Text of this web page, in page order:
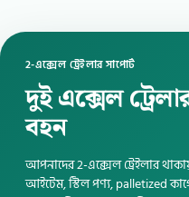
2-এক্সেল ট্রেইলার সাপোর্ট
দুই এক্সেল
বহন
আপনাদের 2-এক্সেল ট্রেইলার
আইটেম, স্টিল পণ্য, palletized